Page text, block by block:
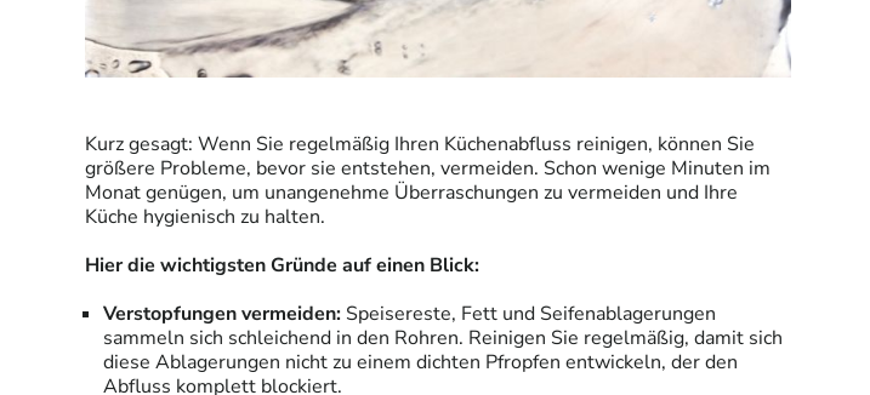
Kurz gesagt: Wenn Sie regelmäßig Ihren Küchenabfluss reinigen, können Sie
größere Probleme, bevor sie entstehen, vermeiden. Schon wenige Minuten im
Monat genügen, um unangenehme Überraschungen zu vermeiden und Ihre
Küche hygienisch zu halten.
Hier die wichtigsten Gründe auf einen Blick:
Verstopfungen vermeiden: Speisereste, Fett und Seifenablagerungen
sammeln sich schleichend in den Rohren. Reinigen Sie regelmäßig, damit sich
diese Ablagerungen nicht zu einem dichten Pfropfen entwickeln, der den
Abfluss komplett blockiert.